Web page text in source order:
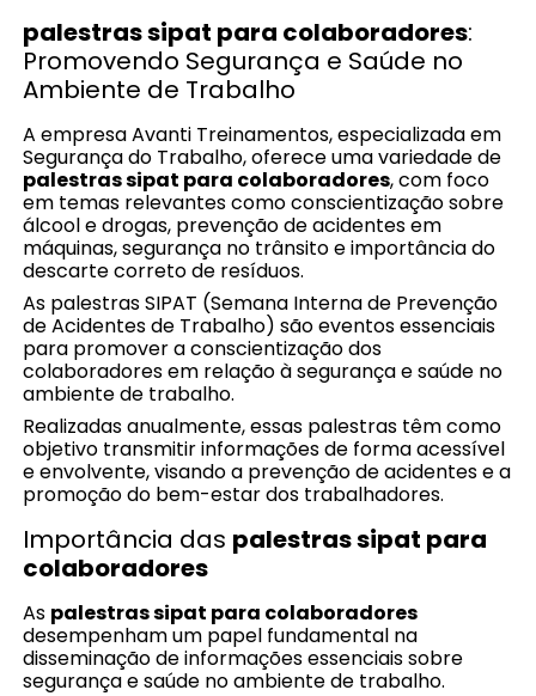
palestras sipat para colaboradores:
Promovendo Segurança e Saúde no
Ambiente de Trabalho
A empresa Avanti Treinamentos, especializada em
Segurança do Trabalho, oferece uma variedade de
palestras sipat para colaboradores, com foco
em temas relevantes como conscientização sobre
álcool e drogas, prevenção de acidentes em
máquinas, segurança no trânsito e importância do
descarte correto de resíduos.
As palestras SIPAT (Semana Interna de Prevenção
de Acidentes de Trabalho) são eventos essenciais
para promover a conscientização dos
colaboradores em relação à segurança e saúde no
ambiente de trabalho.
Realizadas anualmente, essas palestras têm como
objetivo transmitir informações de forma acessível
e envolvente, visando a prevenção de acidentes e a
promoção do bem-estar dos trabalhadores.
Importância das palestras sipat para
colaboradores
As palestras sipat para colaboradores
desempenham um papel fundamental na
disseminação de informações essenciais sobre
segurança e saúde no ambiente de trabalho.